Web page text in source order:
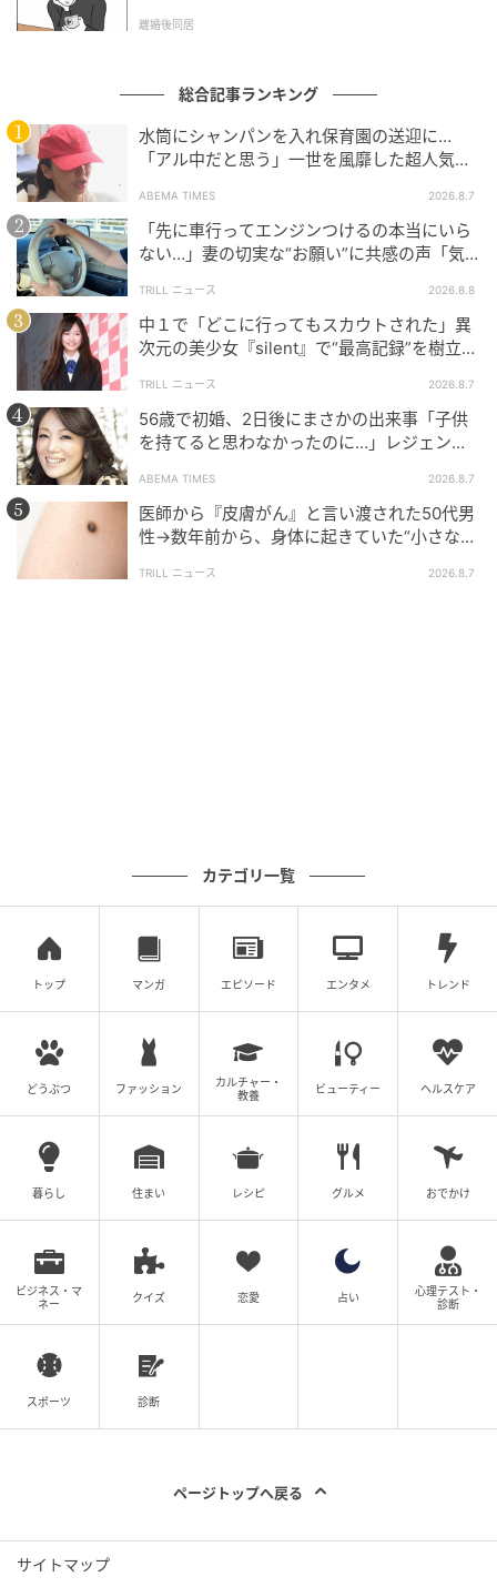
ベビーカレンダー
プライドを傷つけないように、さりげなく誘導してい
ます。
ベビーカレンダー
てしまうので……。
ベビーカレンダー
離婚後同居
総合記事ランキング
水筒にシャンパンを入れ保育園の送迎に…
「アル中だと思う」一世を風靡した超人気タ
ABEMA TIMES 2026.8.7
「先に車行ってエンジンつけるの本当にいら
ない…」妻の切実な“お願い”に共感の声「気
TRILL ニュース 2026.8.8
中１で「どこに行ってもスカウトされた」異
次元の美少女『silent』で“最高記録”を樹立し
TRILL ニュース 2026.8.7
56歳で初婚、2日後にまさかの出来事「子供
を持てると思わなかったのに…」レジェンド
ABEMA TIMES 2026.8.7
医師から『皮膚がん』と言い渡された50代男
性→数年前から、身体に起きていた“小さな異
TRILL ニュース 2026.8.7
カテゴリ一覧
トップ マンガ エピソード エンタメ トレンド
どうぶつ ファッション
カルチャー・
教養
ビューティー ヘルスケア
暮らし 住まい レシピ グルメ おでかけ
ビジネス・マ
ネー
クイズ 恋愛 占い
心理テスト・
診断
スポーツ 診断
ページトップへ戻る
サイトマップ